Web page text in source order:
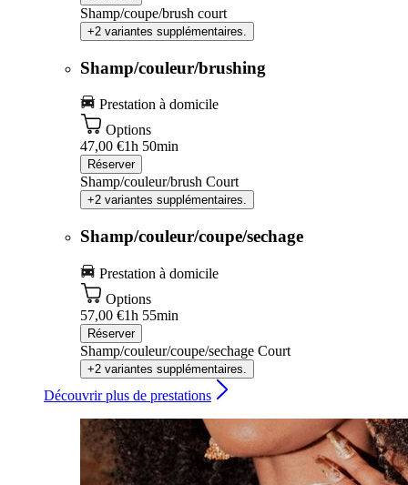
Shamp/coupe/brush court
+2 variantes supplémentaires.
Shamp/couleur/brushing
Prestation à domicile
Options
47,00 €1h 50min
Réserver
Shamp/couleur/brush Court
+2 variantes supplémentaires.
Shamp/couleur/coupe/sechage
Prestation à domicile
Options
57,00 €1h 55min
Réserver
Shamp/couleur/coupe/sechage Court
+2 variantes supplémentaires.
Découvrir plus de prestations